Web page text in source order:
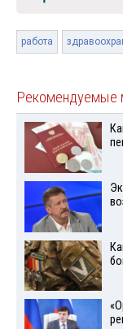
работа
Рекомендуемые